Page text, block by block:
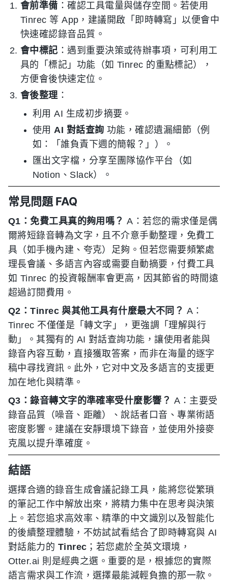
會前準備 ：確認工具電量與儲存空間。若使用
Tinrec 等 App，建議開啟「即時轉寫」以便會中
快速確認錄音品質。
會中標記 ：遇到重要決策或待辦事項，可利用工
具的「標記」功能（如 Tinrec 的重點標記），
方便會後快速定位。
會後整理：
利用 AI 生成初步摘要。
使用AI 對話查詢 功能，確認遺漏細節（例
如：「誰負責下週的簡報？」）。
匯出文字檔，分享至團隊協作平台（如
Notion、Slack）。
常見問題 FAQ
Q1：免費工具真的夠用嗎？ A：若您的需求僅是偶
爾將短錄音轉為文字，且不介意手動整理，免費工
具（如手機內建、夸克）足夠。但若您需要頻繁處
理長會議、多語言內容或需要自動摘要，付費工具
如 Tinrec 的投資報酬率會更高，因其節省的時間遠
超過訂閱費用。
Q2：Tinrec 與其他工具有什麼最大不同？ A：
Tinrec 不僅僅是「轉文字」，更強調「理解與行
動」。其獨有的 AI 對話查詢功能，讓使用者能與
錄音內容互動，直接獲取答案，而非在海量的逐字
稿中尋找資訊。此外，它对中文及多語言的支援更
加在地化與精準。
Q3：錄音轉文字的準確率受什麼影響？ A：主要受
錄音品質（噪音、距離）、說話者口音、專業術語
密度影響。建議在安靜環境下錄音，並使用外接麥
克風以提升準確度。
結語
選擇合適的錄音生成會議記錄工具，能將您從繁瑣
的筆記工作中解放出來，將精力集中在思考與決策
上。若您追求高效率、精準的中文識別以及智能化
的後續整理體驗，不妨試試看結合了即時轉寫與 AI
對話能力的 Tinrec ；若您處於全英文環境，
Otter.ai 則是經典之選。重要的是，根據您的實際
語言需求與工作流，選擇最能減輕負擔的那一款。